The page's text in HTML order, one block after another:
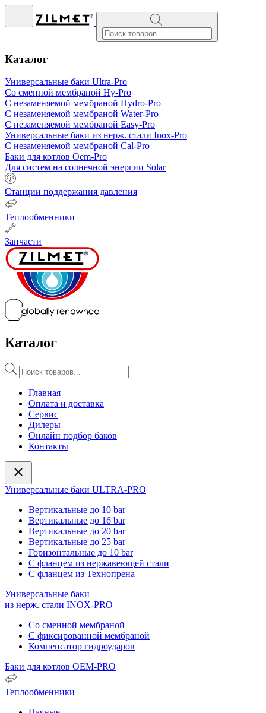
товаров
Каталог
Универсальные баки Ultra-Pro
Со сменной мембраной Hy-Pro
С незаменяемой мембраной Hydro-Pro
С незаменяемой мембраной Water-Pro
С незаменяемой мембраной Easy-Pro
Универсальные баки из нерж. стали Inox-Pro
С незаменяемой мембраной Cal-Pro
Баки для котлов Oem-Pro
Для систем на солнечной энергии Solar
Станции поддержания давления
Теплообменники
Запчасти
Каталог
Поиск
товаров
Главная
Оплата и доставка
Сервис
Дилеры
Онлайн подбор баков
Контакты
Универсальные баки ULTRA-PRO
Вертикальные до 10 bar
Вертикальные до 16 bar
Вертикальные до 20 bar
Вертикальные до 25 bar
Горизонтальные до 10 bar
С фланцем из нержавеющей стали
С фланцем из Технопрена
Универсальные баки
из нерж. стали INOX-PRO
Со сменной мембраной
С фиксированной мембраной
Компенсатор гидроударов
Баки для котлов OEM-PRO
Теплообменники